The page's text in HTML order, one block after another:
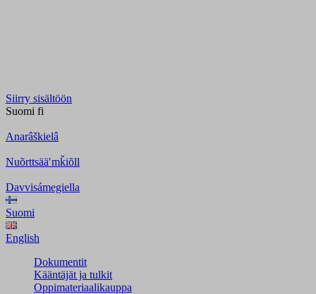
Siirry sisältöön
Suomi fi
Anarâškielâ
Nuõrttsääʹmǩiõll
Davvisámegiella
Suomi
English
Dokumentit
Kääntäjät ja tulkit
Oppimateriaalikauppa